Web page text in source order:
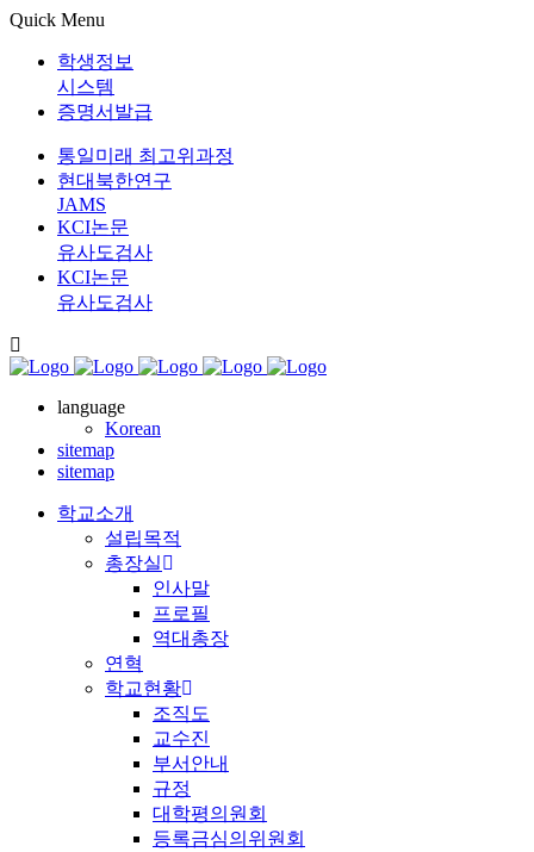
Quick Menu
학생정보
시스템
증명서발급
통일미래 최고위과정
현대북한연구
JAMS
KCI논문
유사도검사
KCI논문
유사도검사
language
Korean
sitemap
sitemap
학교소개
설립목적
총장실
인사말
프로필
역대총장
연혁
학교현황
조직도
교수진
부서안내
규정
대학평의원회
등록금심의위원회